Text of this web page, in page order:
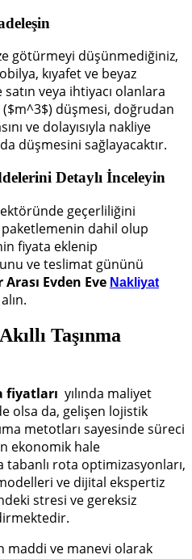
götürmeyi düşünmediğiniz,
kıyafet ve beyaz
veya ihtiyacı olanlara
$m^3$) düşmesi, doğrudan
ve dolayısıyla nakliye
düşmesini sağlayacaktır.
Detaylı İnceleyin
geçerliliğini
paketlemenin dahil olup
fiyata eklenip
ve teslimat gününü
Arası Evden Eve Nakliyat
Taşınma
fiyatları yılında maliyet
olsa da, gelişen lojistik
metotları sayesinde süreci
ekonomik hale
tabanlı rota optimizasyonları,
ve dijital ekspertiz
stresi ve gereksiz
maddi ve manevi olarak